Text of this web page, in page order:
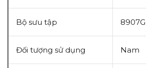
Bộ sưu tập 8907G
Đối tượng sử dụng Nam